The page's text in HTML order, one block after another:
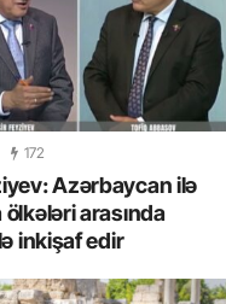
172
Azərbaycan ilə
arasında
inkişaf edir